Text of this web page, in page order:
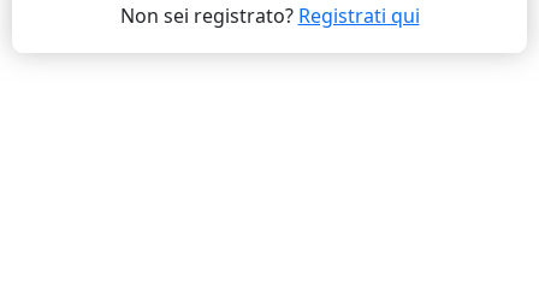
Non sei registrato? Registrati qui